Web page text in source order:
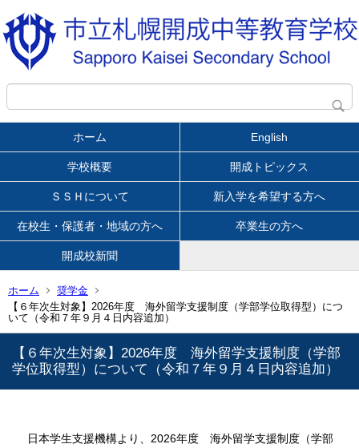
ホーム English
学校概要 開成トピックス
ＳＳＨについて 新入学を希望する方へ
在校生・保護者・地域の方へ 卒業生の方へ
開成校新聞
ホーム
奨学金
【６年次生対象】2026年度 海外留学支援制度（学部学位取得型）につ
いて（令和７年９月４日内容追加）
【６年次生対象】2026年度 海外留学支援制度（学部
学位取得型）について（令和７年９月４日内容追加）
日本学生支援機構より、 2026年度 海外留学支援制度（学部